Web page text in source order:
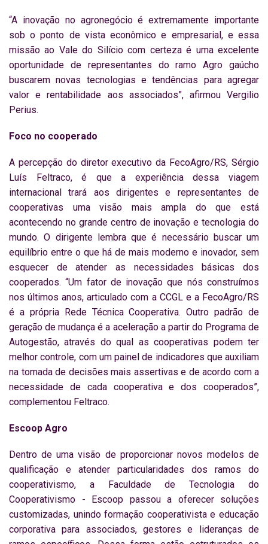
“A inovação no agronegócio é extremamente importante
sob o ponto de vista econômico e empresarial, e essa
missão ao Vale do Silício com certeza é uma excelente
oportunidade de representantes do ramo Agro gaúcho
buscarem novas tecnologias e tendências para agregar
valor e rentabilidade aos associados”, afirmou Vergilio
Perius.
Foco no cooperado
A percepção do diretor executivo da FecoAgro/RS, Sérgio
Luís Feltraco, é que a experiência dessa viagem
internacional trará aos dirigentes e representantes de
cooperativas uma visão mais ampla do que está
acontecendo no grande centro de inovação e tecnologia do
mundo. O dirigente lembra que é necessário buscar um
equilíbrio entre o que há de mais moderno e inovador, sem
esquecer de atender as necessidades básicas dos
cooperados. “Um fator de inovação que nós construímos
nos últimos anos, articulado com a CCGL e a FecoAgro/RS
é a própria Rede Técnica Cooperativa. Outro padrão de
geração de mudança é a aceleração a partir do Programa de
Autogestão, através do qual as cooperativas podem ter
melhor controle, com um painel de indicadores que auxiliam
na tomada de decisões mais assertivas e de acordo com a
necessidade de cada cooperativa e dos cooperados”,
complementou Feltraco.
Escoop Agro
Dentro de uma visão de proporcionar novos modelos de
qualificação e atender particularidades dos ramos do
cooperativismo, a Faculdade de Tecnologia do
Cooperativismo - Escoop passou a oferecer soluções
customizadas, unindo formação cooperativista e educação
corporativa para associados, gestores e lideranças de